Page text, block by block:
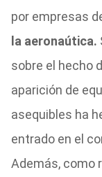
por empresas
la aeronaútica.
sobre el hecho
aparición de
asequibles ha
entrado en el
Además, como